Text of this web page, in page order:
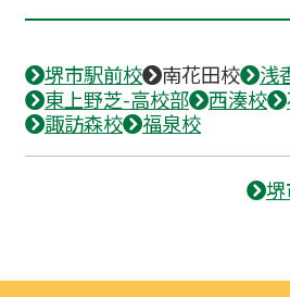
堺市駅前校 南花田校 浅
東上野芝-高校部
西湊校
諏訪森校
福泉校